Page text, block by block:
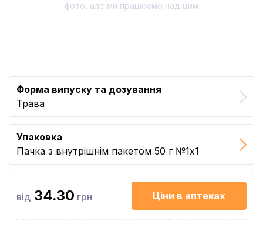
фото, але ми працюємо над цим
Форма випуску та дозування
Трава
Упаковка
Пачка з внутрішнім пакетом 50 г №1x1
від 34.30 грн Ціни в аптеках